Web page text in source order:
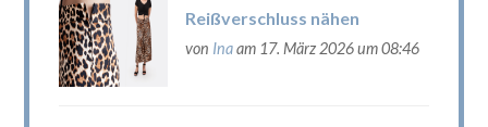
Reißverschluss nähen
von Inaam 17. März 2026 um 08:46